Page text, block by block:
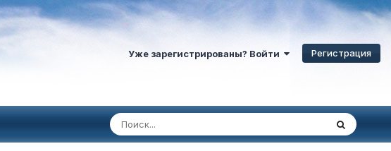
Уже зарегистрированы? Войти Регистрация